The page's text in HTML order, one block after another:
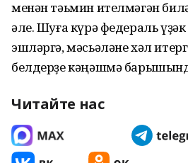
менән тәьмин ителмәгән
әле. Шуға күрә федераль
эшләргә, мәсьәләне хәл
белдерҙе кәңәшмә
Читайте нас